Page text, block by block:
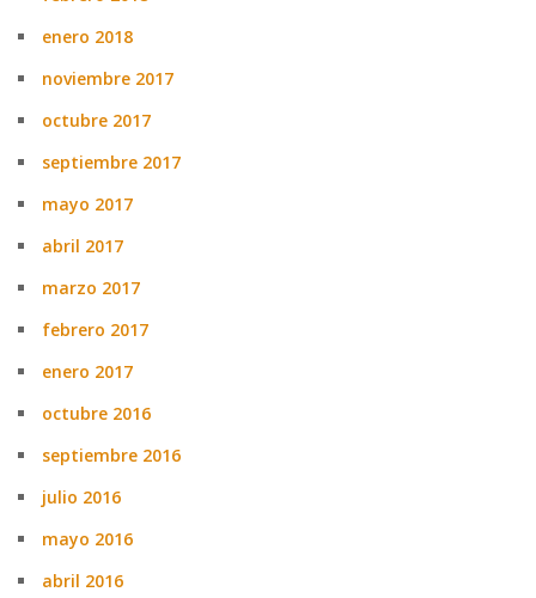
enero 2018
noviembre 2017
octubre 2017
septiembre 2017
mayo 2017
abril 2017
marzo 2017
febrero 2017
enero 2017
octubre 2016
septiembre 2016
julio 2016
mayo 2016
abril 2016